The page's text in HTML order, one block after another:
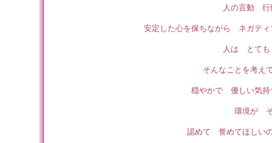
人の言動 行
安定した心を保ちながら ネガティ
人は とても
そんなことを考え
穏やかで 優しい気持
環境が そ
認めて 誉めてほしい